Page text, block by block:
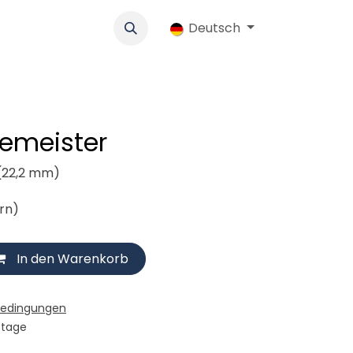
Genossenschaft Jobs Ersatzteile-Shop
Deutsch
mm)
In den Warenkorb